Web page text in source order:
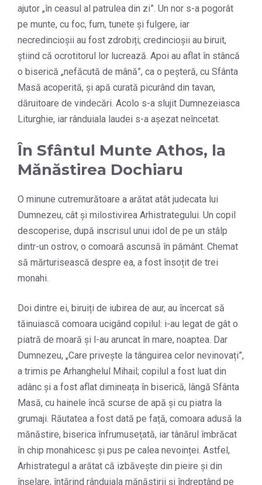
ajutor „în ceasul al patrulea din zi”. Un nor s-a pogorât
pe munte, cu foc, fum, tunete și fulgere, iar
necredincioșii au fost zdrobiți; credincioșii au biruit,
știind că ocrotitorul lor lucrează. Apoi au aflat în stâncă
o biserică „nefăcută de mână”, ca o peșteră, cu Sfânta
Masă acoperită, și apă curată picurând din tavan,
dăruitoare de vindecări. Acolo s-a slujit Dumnezeiasca
Liturghie, iar rânduiala laudei s-a așezat neîncetat.
În Sfântul Munte Athos, la
Mănăstirea Dochiaru
O minune cutremurătoare a arătat atât judecata lui
Dumnezeu, cât și milostivirea Arhistrategului. Un copil
descoperise, după inscrisul unui idol de pe un stâlp
dintr-un ostrov, o comoară ascunsă în pământ. Chemat
să mărturisească despre ea, a fost însoțit de trei
monahi.
Doi dintre ei, biruiți de iubirea de aur, au încercat să
tăinuiască comoara ucigând copilul: i-au legat de gât o
piatră de moară și l-au aruncat în mare, noaptea. Dar
Dumnezeu, „Care privește la tânguirea celor nevinovați”,
a trimis pe Arhanghelul Mihail; copilul a fost luat din
adânc și a fost aflat dimineața în biserică, lângă Sfânta
Masă, cu hainele încă scurse de apă și cu piatra la
grumaji. Răutatea a fost dată pe față, comoara adusă la
mănăstire, biserica înfrumusețată, iar tânărul îmbrăcat
în chip monahicesc și pus pe calea nevoinței. Astfel,
Arhistrategul a arătat că izbăvește din pieire și din
înșelare, întărind rânduiala mănăstirii și îndreptând pe